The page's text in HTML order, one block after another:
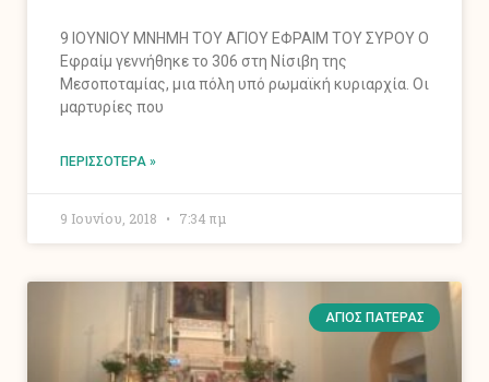
9 ΙΟΥΝΙΟΥ ΜΝΗΜΗ ΤΟΥ ΑΓΙΟΥ ΕΦΡΑΙΜ ΤΟΥ ΣΥΡΟΥ Ο
Εφραίμ γεννήθηκε το 306 στη Νίσιβη της
Μεσοποταμίας, μια πόλη υπό ρωμαϊκή κυριαρχία. Οι
μαρτυρίες που
ΠΕΡΙΣΣΌΤΕΡΑ »
9 Ιουνίου, 2018 7:34 πμ
ΆΓΙΟΣ ΠΑΤΈΡΑΣ